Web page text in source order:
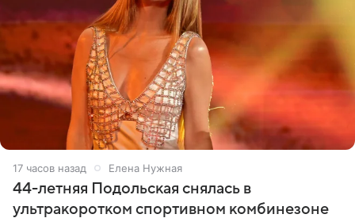
17 часов назад Елена Нужная
44-летняя Подольская снялась в
ультракоротком спортивном комбинезоне